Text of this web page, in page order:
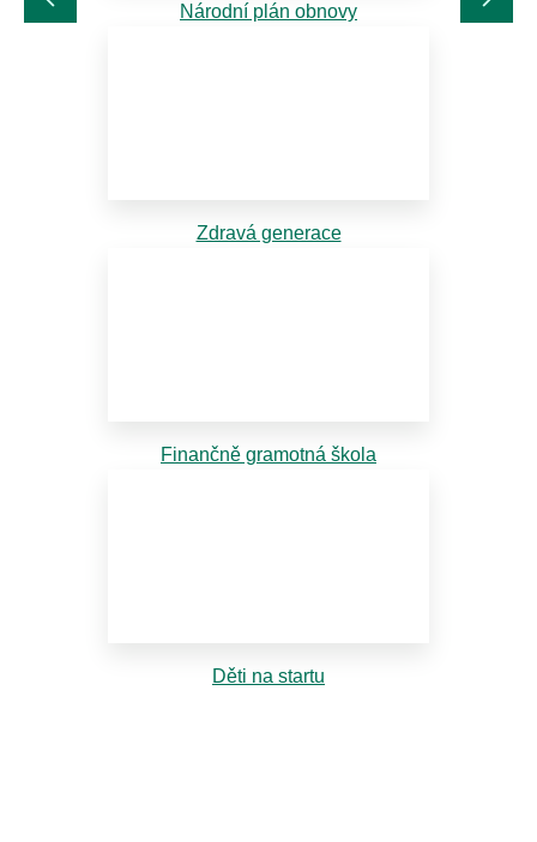
Národní plán obnovy
Zdravá generace
Finančně gramotná škola
Děti na startu